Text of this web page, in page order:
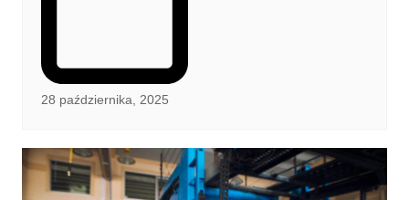
28 października, 2025